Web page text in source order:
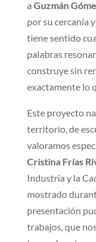
a Guzmán
por su cercanía
tiene sentido
palabras
construye sin
exactamente lo
Este proyecto
territorio, de
valoramos
Cristina Frías
Industria y la
mostrado
presentación
trabajos, que